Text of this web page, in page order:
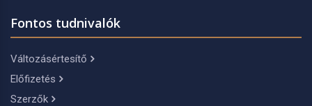
Fontos tudnivalók
Változásértesítő
Előfizetés
Szerzők